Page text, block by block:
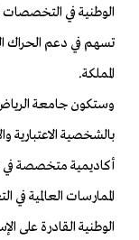
الوطنية في التخصصات
تسهم في دعم الحراك
المملكة.
وستكون جامعة
بالشخصية الاعتبارية
أكاديمية متخصصة في
الممارسات العالمية في
الوطنية القادرة على